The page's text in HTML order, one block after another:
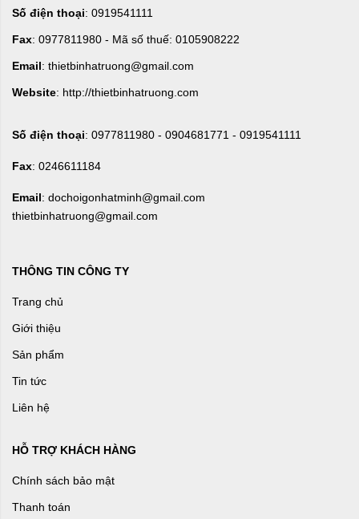
Số điện thoại: 0919541111
Fax: 0977811980 - Mã số thuế: 0105908222
Email: thietbinhatruong@gmail.com
Website: http://thietbinhatruong.com
Số điện thoại: 0977811980 - 0904681771 - 0919541111
Fax: 0246611184
Email: dochoigonhatminh@gmail.com
thietbinhatruong@gmail.com
THÔNG TIN CÔNG TY
Trang chủ
Giới thiệu
Sản phẩm
Tin tức
Liên hệ
HỖ TRỢ KHÁCH HÀNG
Chính sách bảo mật
Thanh toán